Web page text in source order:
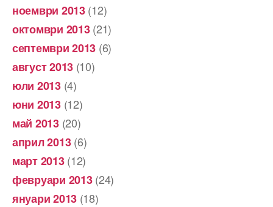
ноември 2013(12)
октомври 2013(21)
септември 2013 (6)
август 2013 (10)
юли 2013(4)
юни 2013(12)
май 2013(20)
април 2013(6)
март 2013(12)
февруари 2013(24)
януари 2013 (18)